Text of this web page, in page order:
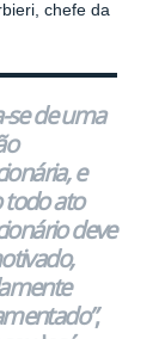
chefe da
se de uma
e
ato
deve
,